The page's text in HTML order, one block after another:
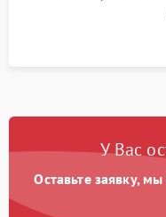
У Вас
Оставьте заявку,